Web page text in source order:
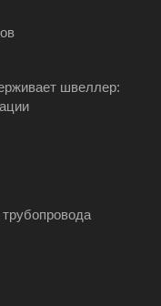
швеллер: